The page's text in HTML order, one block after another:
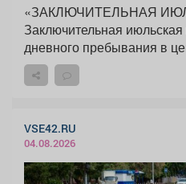
«ЗАКЛЮЧИТЕЛЬНАЯ
Заключительная
дневного пребывания в
VSE42.RU
04.08.2026